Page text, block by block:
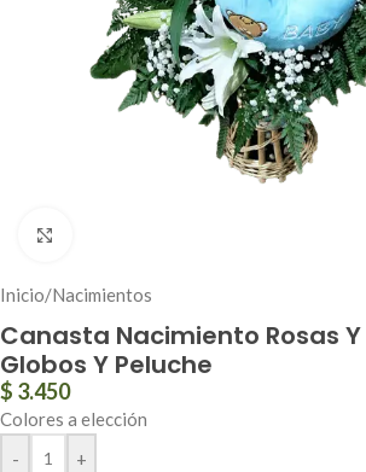
Inicio/Nacimientos
Canasta Nacimiento Rosas Y
Globos Y Peluche
$ 3.450
Colores a elección
-
+